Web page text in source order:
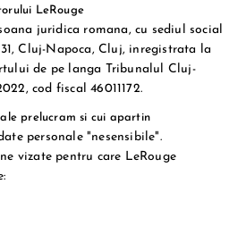
LeRouge
juridica romana, cu sediul social
Cluj-Napoca, Cluj, inregistrata la
de pe langa Tribunalul Cluj-
cod fiscal 46011172.
prelucram si cui apartin
personale "nesensibile".
vizate pentru care LeRouge